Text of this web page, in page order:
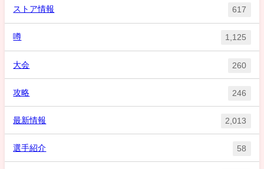
ストア情報 617
噂 1,125
大会 260
攻略 246
最新情報 2,013
選手紹介 58